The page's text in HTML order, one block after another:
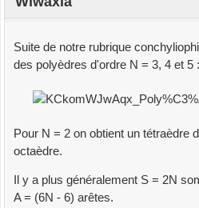
Suite de notre rubrique
des polyèdres d'ordre N = 3, 4 et 5 :
Pour N = 2 on obtient un tétraèdre
octaèdre.
Il y a plus généralement S = 2N
A = (6N - 6) arêtes.